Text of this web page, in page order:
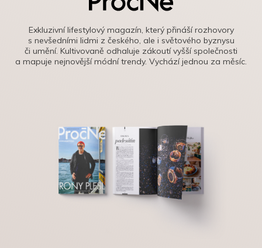
Exkluzivní lifestylový magazín, který přináší rozhovory
s nevšedními lidmi z českého, ale i světového byznysu
či umění. Kultivovaně odhaluje zákoutí vyšší společnosti
a mapuje nejnovější módní trendy. Vychází jednou za měsíc.